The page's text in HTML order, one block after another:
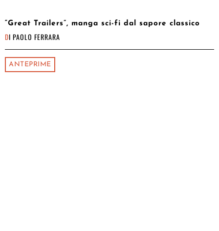
“Great Trailers”, manga sci-fi dal sapore classico
DI PAOLO FERRARA
ANTEPRIME